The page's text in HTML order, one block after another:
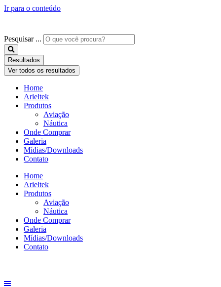
Ir para o conteúdo
Pesquisar ...
Resultados
Ver todos os resultados
Home
Arieltek
Produtos
Aviação
Náutica
Onde Comprar
Galeria
Mídias/Downloads
Contato
Home
Arieltek
Produtos
Aviação
Náutica
Onde Comprar
Galeria
Mídias/Downloads
Contato